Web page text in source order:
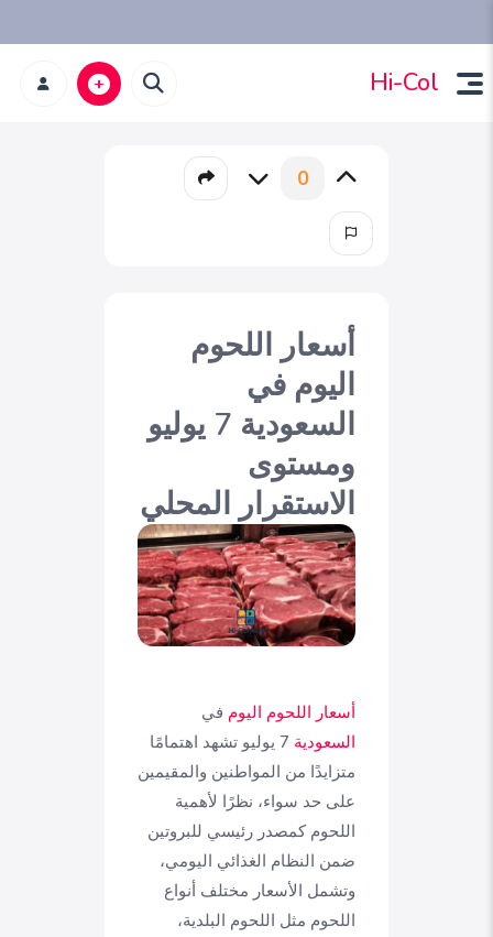
Hi-Col
0
أسعار اللحوم
اليوم في
السعودية 7 يوليو
ومستوى
الاستقرار المحلي
أسعار اللحوم اليوم في
السعودية
7 يوليو تشهد اهتمامًا
متزايدًا من المواطنين والمقيمين
على حد سواء، نظرًا لأهمية
اللحوم كمصدر رئيسي للبروتين
ضمن النظام الغذائي اليومي،
وتشمل الأسعار مختلف أنواع
اللحوم مثل اللحوم البلدية،